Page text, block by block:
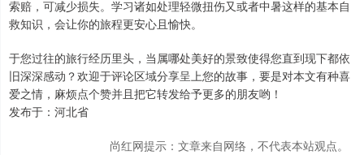
索赔，可减少损失。学习诸如处理轻微扭伤又或者中暑这样的基本自
救知识，会让你的旅程更安心且愉快。
于您过往的旅行经历里头，当属哪处美好的景致使得您直到现下都依
旧深深感动？欢迎于评论区域分享呈上您的故事，要是对本文有种喜
爱之情，麻烦点个赞并且把它转发给予更多的朋友哟！
发布于：河北省
尚红网提示：文章来自网络，不代表本站观点。